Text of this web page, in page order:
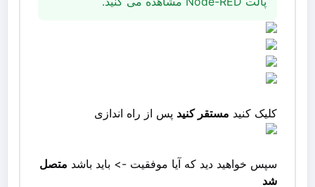
کلیک کنید مستقر کنید پس از راه اندازی
سپس خواهید دید که آیا موفقیت -> باید باشد متصل
شد